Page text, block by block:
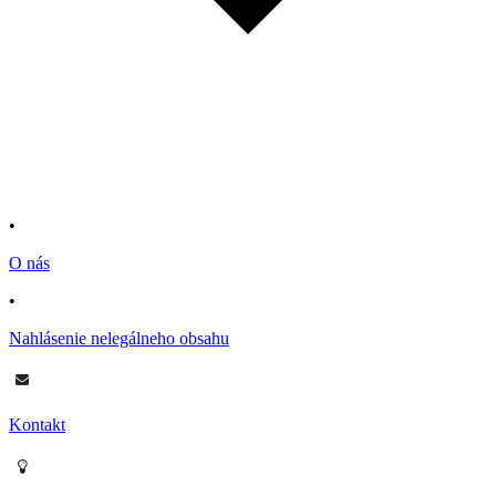
•
O nás
•
Nahlásenie nelegálneho obsahu
Kontakt